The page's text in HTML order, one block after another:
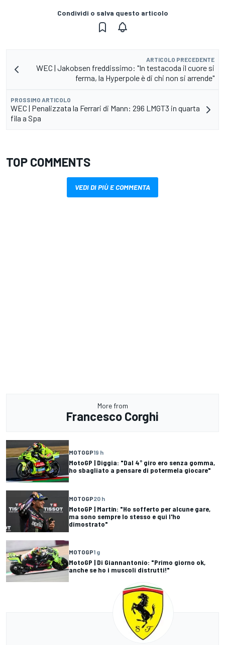
Condividi o salva questo articolo
ARTICOLO PRECEDENTE
WEC | Jakobsen freddissimo: "In testacoda il cuore si
ferma, la Hyperpole è di chi non si arrende"
PROSSIMO ARTICOLO
WEC | Penalizzata la Ferrari di Mann: 296 LMGT3 in quarta
fila a Spa
TOP COMMENTS
VEDI DI PIÙ E COMMENTA
More from
Francesco Corghi
MOTOGP19 h
MotoGP | Diggia: "Dal 4° giro ero senza gomma,
ho sbagliato a pensare di potermela giocare"
MOTOGP20 h
MotoGP | Martín: "Ho sofferto per alcune gare,
ma sono sempre lo stesso e qui l'ho
dimostrato"
MOTOGP1 g
MotoGP | Di Giannantonio: "Primo giorno ok,
anche se ho i muscoli distrutti!"